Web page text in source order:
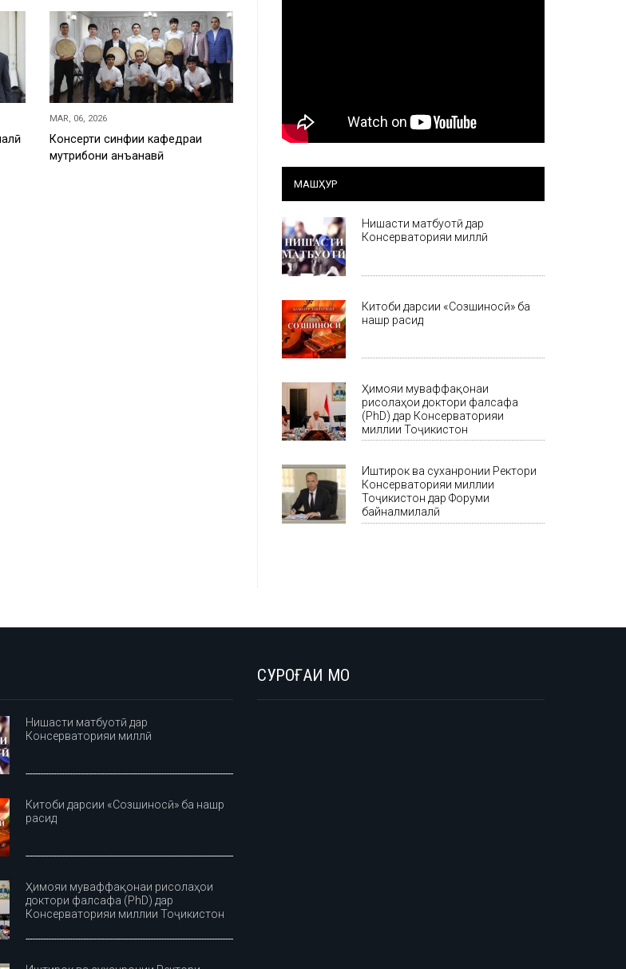
MAR, 06, 2026
Консерти синфии кафедраи
мутрибони анъанавӣ
МАШҲУР
Нишасти матбуотӣ дар
Консерваторияи миллӣ
Китоби дарсии «Созшиносӣ» ба
нашр расид
Ҳимояи муваффақонаи
рисолаҳои доктори фалсафа
(PhD) дар Консерваторияи
миллии Тоҷикистон
Иштирок ва суханронии Ректори
Консерваторияи миллии
Тоҷикистон дар Форуми
байналмилалӣ
Нишасти матбуотӣ дар
Консерваторияи миллӣ
Китоби дарсии «Созшиносӣ» ба нашр
расид
Ҳимояи муваффақонаи рисолаҳои
доктори фалсафа (PhD) дар
Консерваторияи миллии Тоҷикистон
СУРОҒАИ МО